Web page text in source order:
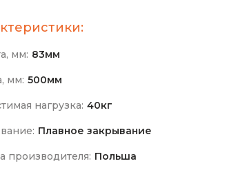
мм: 83мм
мм: 500мм
нагрузка: 40кг
Плавное закрывание
производителя: Польша